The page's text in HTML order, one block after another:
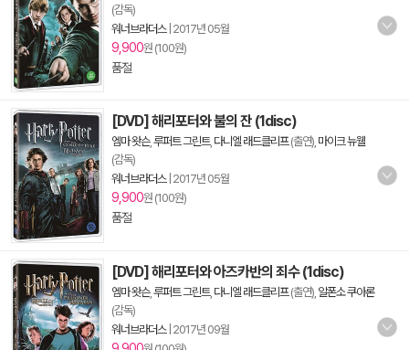
(감독)
워너브라더스| 2017년 05월
9,900원 (100원)
품절
[DVD] 해리포터와 불의 잔 (1disc)
엠마 왓슨, 루퍼트 그린트, 다니엘 래드클리프(출연), 마이크 뉴웰
(감독)
워너브라더스| 2017년 05월
9,900원 (100원)
품절
[DVD] 해리포터와 아즈카반의 죄수 (1disc)
엠마 왓슨, 루퍼트 그린트, 다니엘 래드클리프(출연), 알폰소 쿠아론
(감독)
워너브라더스| 2017년 09월